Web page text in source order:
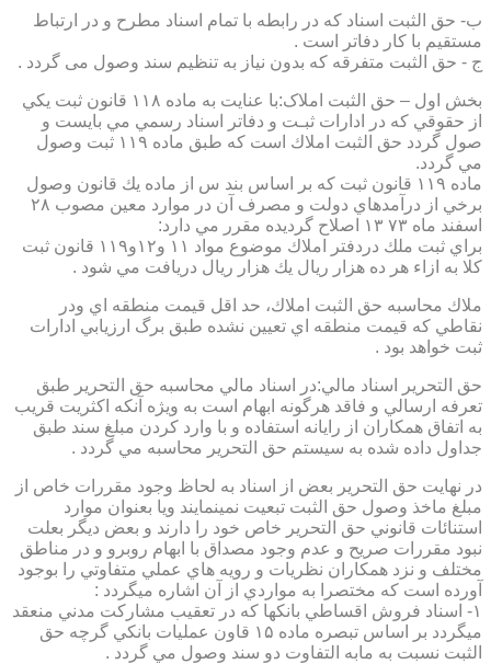
ب- حق الثبت اسناد كه در رابطه با تمام اسناد مطرح و در ارتباط
مستقيم با كار دفاتر است .
ج - حق الثبت متفرقه كه بدون نياز به تنظیم سند وصول می گردد .
بخش اول – حق الثبت املاک:با عنايت به ماده ۱۱۸ قانون ثبت يكي
از حقوقي كه در ادارات ثبـت و دفاتر اسناد رسمي مي بايست و
صول گردد حق الثبت املاك است كه طبق ماده ۱۱۹ ثبت وصول
مي گردد.
ماده ۱۱۹ قانون ثبت كه بر اساس بند س از ماده يك قانون وصول
برخي از درآمدهاي دولت و مصرف آن در موارد معين مصوب ۲۸
اسفند ماه ۷۳ ۱۳ اصلاح گرديده مقرر مي دارد:
براي ثبت ملك دردفتر املاك موضوع مواد ۱۱ و۱۲و۱۱۹ قانون ثبت
كلا به ازاء هر ده هزار ريال يك هزار ريال دريافت مي شود .
ملاك محاسبه حق الثبت املاك، حد اقل قيمت منطقه اي ودر
نقاطي كه قيمت منطقه اي تعيين نشده طبق برگ ارزيابي ادارات
ثبت خواهد بود .
حق التحرير اسناد مالي:در اسناد مالي محاسبه حق التحرير طبق
تعرفه ارسالي و فاقد هرگونه ابهام است به ويژه آنكه اكثريت قريب
به اتفاق همكاران از رايانه استفاده و با وارد كردن مبلغ سند طبق
جداول داده شده به سيستم حق التحرير محاسبه مي گردد .
در نهايت حق التحرير بعض از اسناد به لحاظ وجود مقررات خاص از
مبلغ ماخذ وصول حق الثبت تبعيت نمينمايند ويا بعنوان موارد
استنائات قانوني حق التحرير خاص خود را دارند و بعض ديگر بعلت
نبود مقررات صريح و عدم وجود مصداق با ابهام روبرو و در مناطق
مختلف و نزد همكاران نظريات و رويه هاي عملي متفاوتي را بوجود
آورده است كه مختصرا به مواردي از آن اشاره ميگردد :
۱- اسناد فروش اقساطي بانكها كه در تعقيب مشاركت مدني منعقد
ميگردد بر اساس تبصره ماده ۱۵ قاون عمليات بانكي گرچه حق
الثبت نسبت به مابه التفاوت دو سند وصول مي گردد .